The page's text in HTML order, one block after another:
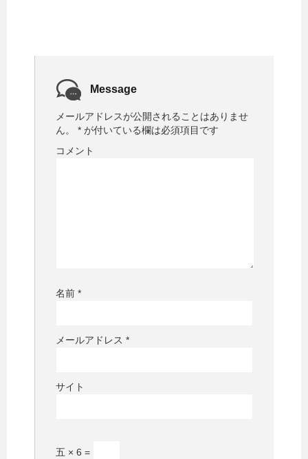
Message
メールアドレスが公開されることはありませ
ん。
* が付いている欄は必須項目です
コメント
名前 *
メールアドレス *
サイト
五 × 6 =